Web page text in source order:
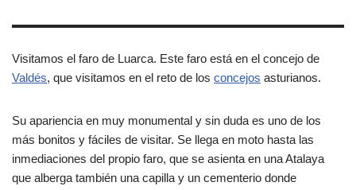
Visitamos el faro de Luarca. Este faro está en el concejo de
Valdés, que visitamos en el reto de los concejos asturianos.
Su apariencia en muy monumental y sin duda es uno de los
más bonitos y fáciles de visitar. Se llega en moto hasta las
inmediaciones del propio faro, que se asienta en una Atalaya
que alberga también una capilla y un cementerio donde